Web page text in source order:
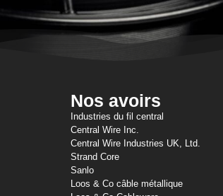
Nos avoirs
Industries du fil central
Central Wire Inc.
Central Wire Industries UK, Ltd.
Strand Core
Sanlo
Loos & Co câble métallique